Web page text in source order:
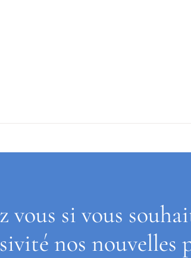
vous si vous
nos nouvelles